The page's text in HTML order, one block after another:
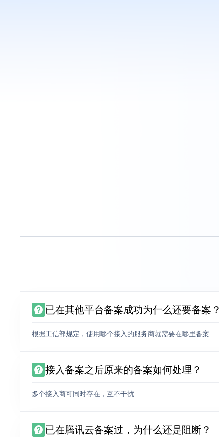
已在其他平台备案成功为什么还要备案？
根据工信部规定，使用哪个接入的服务商就需要在哪里备案
接入备案之后原来的备案如何处理？
多个接入商可同时存在，互不干扰
已在腾讯云备案过，为什么还是阻断？